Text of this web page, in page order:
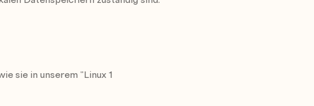
Block Gruppen, ...)
Pointer vs. Extent Adressierung)
sie in unserem "Linux 1